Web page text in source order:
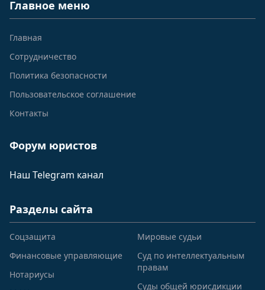
Главное меню
Главная
Сотрудничество
Политика безопасности
Пользовательское соглашение
Контакты
Форум юристов
Наш Telegram канал
Разделы сайта
Соцзащита
Финансовые управляющие
Нотариусы
Мировые судьи
Суд по интеллектуальным
правам
Суды общей юрисдикции